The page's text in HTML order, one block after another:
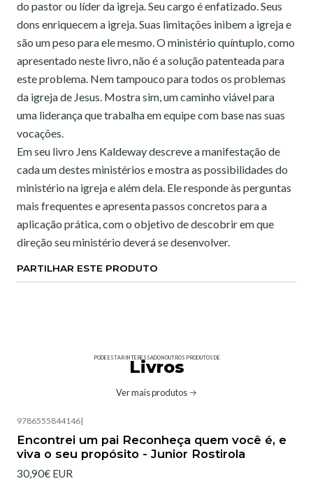
do pastor ou líder da igreja. Seu cargo é enfatizado. Seus
dons enriquecem a igreja. Suas limitações inibem a igreja e
são um peso para ele mesmo. O ministério quíntuplo, como
apresentado neste livro, não é a solução patenteada para
este problema. Nem tampouco para todos os problemas
da igreja de Jesus. Mostra sim, um caminho viável para
uma liderança que trabalha em equipe com base nas suas
vocações.
Em seu livro Jens Kaldeway descreve a manifestação de
cada um destes ministérios e mostra as possibilidades do
ministério na igreja e além dela. Ele responde às perguntas
mais frequentes e apresenta passos concretos para a
aplicação prática, com o objetivo de descobrir em que
direção seu ministério deverá se desenvolver.
PARTILHAR ESTE PRODUTO
PODE ESTAR INTERESSADO NOUTROS PRODUTOS DE
Livros
Ver mais produtos
9786555844146|
Encontrei um pai Reconheça quem você é, e
viva o seu propósito - Junior Rostirola
30,90€ EUR